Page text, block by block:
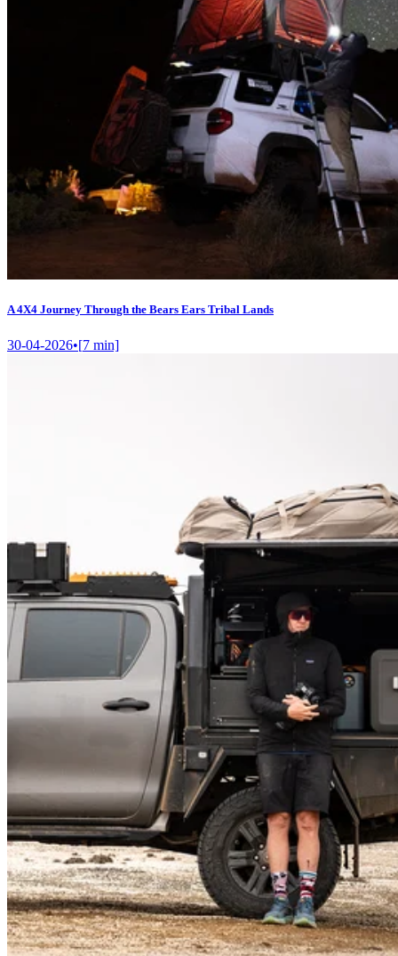
A 4X4 Journey Through the Bears Ears Tribal Lands
30-04-2026•[7 min]